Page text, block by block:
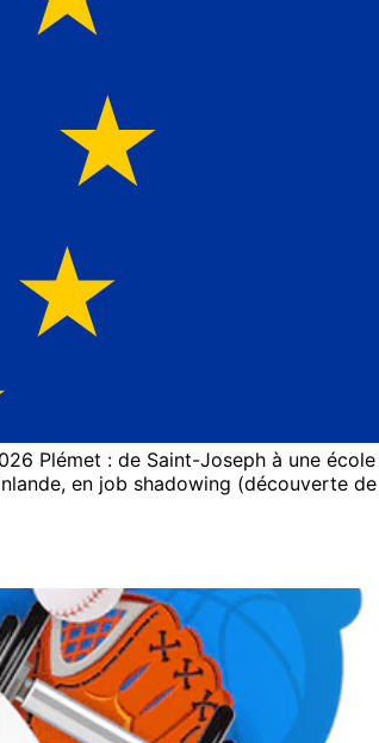
Plémet : de Saint-Joseph à une
en job shadowing (découverte